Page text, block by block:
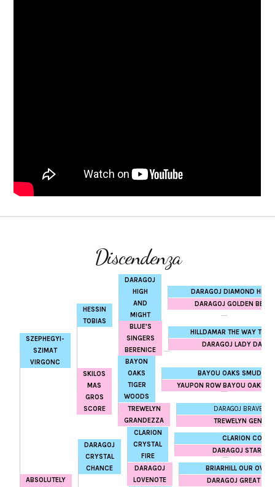
Discendenza
SZEPHEGYI-
SZIMAT
VIRGONC
HESSIN
TOBIAS
DARAGOJ
HIGH
AND
MIGHT
DARAGOJ DIAMOND
DARAGOJ GOLDEN BELLE
BLUE'S
SINGERS
BERENICE
HILLDAMAR THE WAY TO
DARAGOJ LADY DAY
SKILOS
MAS
GROS
SCORE
BAYON
OAKS
TIGER
WOODS
BAYOU OAKS SMUDGE
YAUPON ROW BAYOU OAKS
TREWELYN
GRANDEZZA
DARAGOJ BRAVE
TREWELYN
ABSOLUTELY
DARAGOJ
CRYSTAL
CHANCE
CLARION
CRYSTAL
FIRE
CLARION COAK
DARAGOJ
DARAGOJ
LOVENOTE
BRIARHILL OUR OWN
DARAGOJ GREAT